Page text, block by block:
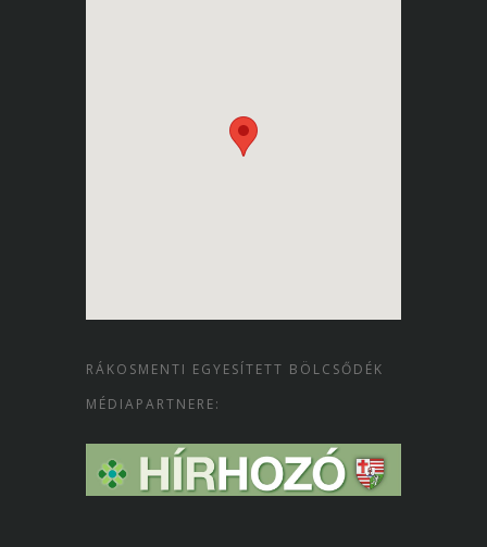
RÁKOSMENTI EGYESÍTETT BÖLCSŐDÉK
MÉDIAPARTNERE: